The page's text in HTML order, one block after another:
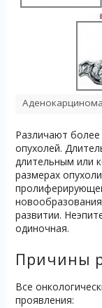
Различают
опухолей.
длительным или
размерах
развитии.
одиночная.
Причины
Все
проявления: